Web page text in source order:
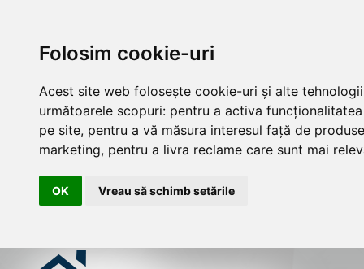
Folosim cookie-uri
Acest site web folosește cookie-uri și alte
următoarele scopuri: pentru a activa
pe site, pentru a vă măsura interesul față de
marketing, pentru a livra reclame care sunt mai
OK Vreau să schimb setările